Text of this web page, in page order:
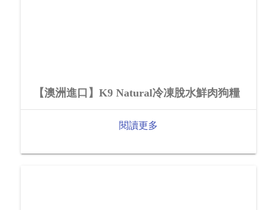
【澳洲進口】K9 Natural冷凍脫水鮮肉狗糧
閱讀更多